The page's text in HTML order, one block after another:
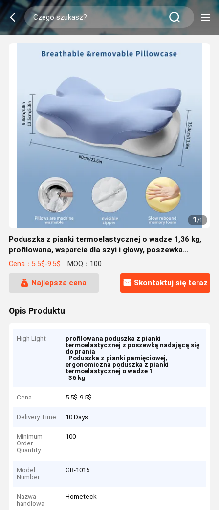
1/1
Poduszka z pianki termoelastycznej o wadze 1,36 kg,
profilowana, wsparcie dla szyi i głowy, poszewka
nadająca się do prania Tak
Cena：5.5$-9.5$ MOQ：100
Najlepsza cena Skontaktuj się teraz
Opis Produktu
High Light
profilowana poduszka z pianki
termoelastycznej z poszewką nadającą się
do prania
, Poduszka z pianki pamięciowej,
ergonomiczna poduszka z pianki
termoelastycznej o wadze 1
,36 kg
Cena 5.5$-9.5$
Delivery Time 10 Days
Minimum
Order
Quantity
100
Model
Number
GB-1015
Nazwa
handlowa
Hometeck